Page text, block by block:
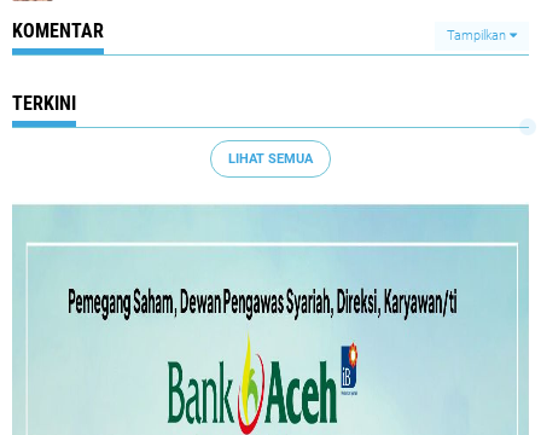
KOMENTAR Tampilkan
TERKINI
LIHAT SEMUA